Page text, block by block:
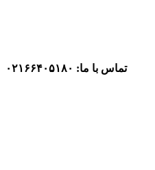
تماس با ما: ۰۲۱۶۶۴۰۵۱۸۰